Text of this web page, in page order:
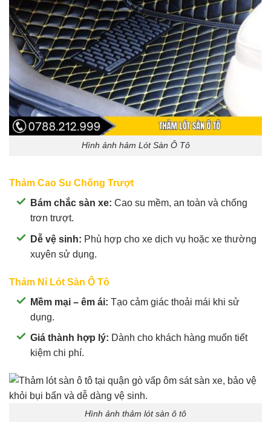
Hình ảnh hảm Lót Sàn Ô Tô
Thảm Cao Su Chống Trượt
Bám chắc sàn xe: Cao su mềm, an toàn và chống
trơn trượt.
Dễ vệ sinh: Phù hợp cho xe dịch vụ hoặc xe thường
xuyên sử dụng.
Thảm Nỉ Lót Sàn Ô Tô
Mềm mại – êm ái: Tạo cảm giác thoải mái khi sử
dụng.
Giá thành hợp lý: Dành cho khách hàng muốn tiết
kiệm chi phí.
Hình ảnh thảm lót sàn ô tô